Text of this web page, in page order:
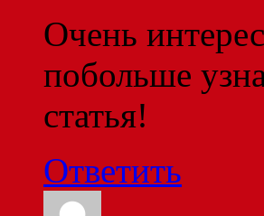
Очень
побольше
статья!
Ответить